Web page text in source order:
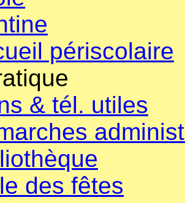
périscolaire
& tél. utiles
des fêtes